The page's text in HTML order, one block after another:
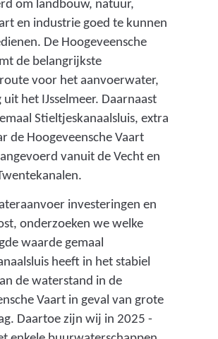
e
p
o
v
i
n
a
l
e
o
om landbouw, natuur,
en industrie goed te kunnen
De Hoogeveensche
de belangrijkste
voor het aanvoerwater,
het IJsselmeer. Daarnaast
Stieltjeskanaalsluis, extra
de Hoogeveensche Vaart
vanuit de Vecht en
investeringen en
onderzoeken we welke
waarde gemaal
heeft in het stabiel
de waterstand in de
Vaart in geval van grote
Daartoe zijn wij in 2025 -